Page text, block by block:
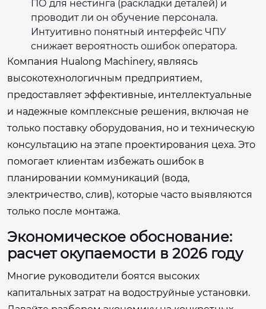
ПО для нестинга (раскладки деталей) и
проводит ли он обучение персонала.
Интуитивно понятный интерфейс ЧПУ
снижает вероятность ошибок оператора.
Компания Hualong Machinery, являясь
высокотехнологичным предприятием,
предоставляет эффективные, интеллектуальные
и надежные комплексные решения, включая не
только поставку оборудования, но и техническую
консультацию на этапе проектирования цеха. Это
помогает клиентам избежать ошибок в
планировании коммуникаций (вода,
электричество, слив), которые часто выявляются
только после монтажа.
Экономическое обоснование:
расчет окупаемости в 2026 году
Многие руководители боятся высоких
капитальных затрат на водоструйные установки.